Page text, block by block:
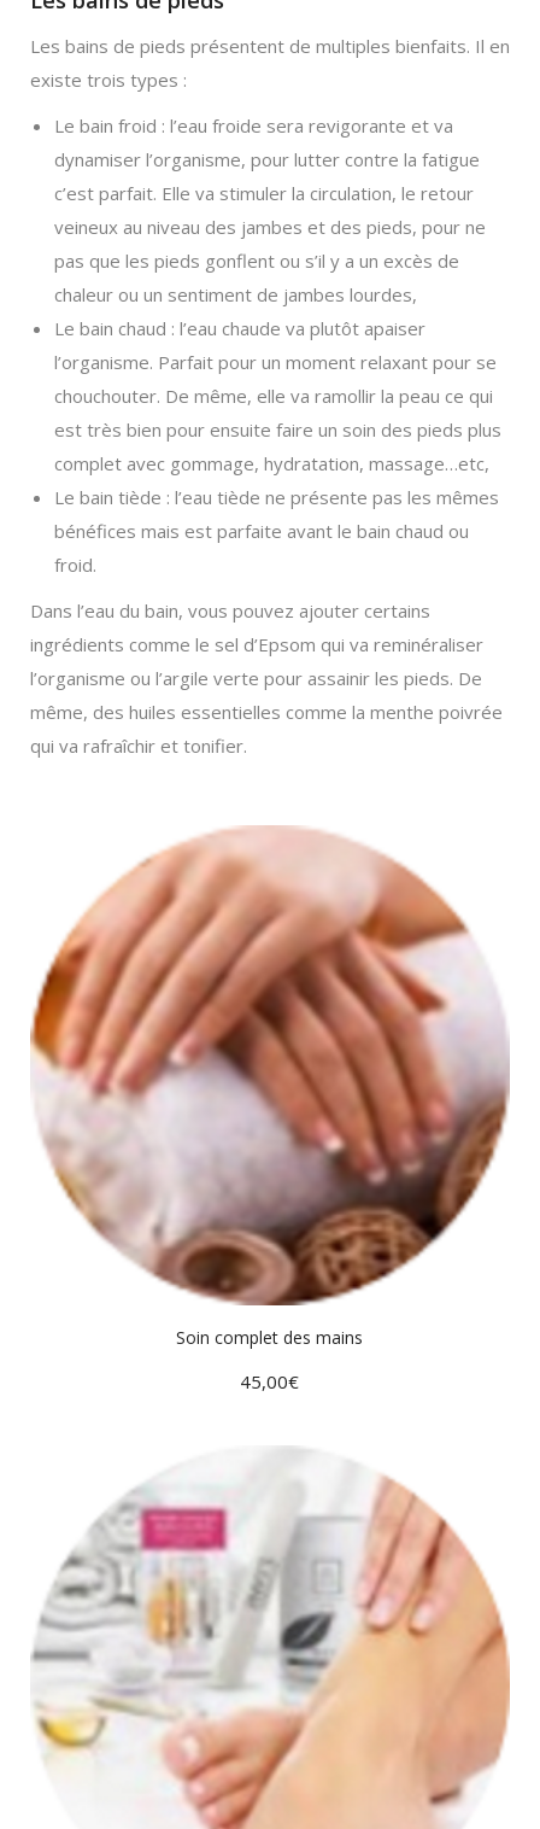
Les bains de pieds présentent de multiples bienfaits. Il en
existe trois types :
Le bain froid : l’eau froide sera revigorante et va
dynamiser l’organisme, pour lutter contre la fatigue
c’est parfait. Elle va stimuler la circulation, le retour
veineux au niveau des jambes et des pieds, pour ne
pas que les pieds gonflent ou s’il y a un excès de
chaleur ou un sentiment de jambes lourdes,
Le bain chaud : l’eau chaude va plutôt apaiser
l’organisme. Parfait pour un moment relaxant pour se
chouchouter. De même, elle va ramollir la peau ce qui
est très bien pour ensuite faire un soin des pieds plus
complet avec gommage, hydratation, massage…etc,
Le bain tiède : l’eau tiède ne présente pas les mêmes
bénéfices mais est parfaite avant le bain chaud ou
froid.
Dans l’eau du bain, vous pouvez ajouter certains
ingrédients comme le sel d’Epsom qui va reminéraliser
l’organisme ou l’argile verte pour assainir les pieds. De
même, des huiles essentielles comme la menthe poivrée
qui va rafraîchir et tonifier.
Soin complet des mains
45,00€